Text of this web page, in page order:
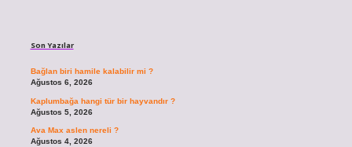
Son Yazılar
Bağlan biri hamile kalabilir mi ?
Ağustos 6, 2026
Kaplumbağa hangi tür bir hayvandır ?
Ağustos 5, 2026
Ava Max aslen nereli ?
Ağustos 4, 2026